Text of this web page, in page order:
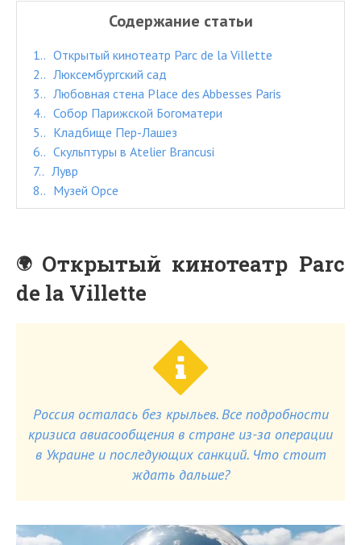
Содержание статьи
1.
Открытый кинотеатр Parc de la Villette
2.
Люксембургский сад
3.
Любовная стена Place des Abbesses Paris
4.
Собор Парижской Богоматери
5.
Кладбище Пер-Лашез
6.
Скульптуры в Atelier Brancusi
7.
Лувр
8.
Музей Орсе
Открытый кинотеатр Parc
de la Villette
Россия осталась без крыльев. Все подробности
кризиса авиасообщения в стране из-за операции
в Украине и последующих санкций. Что стоит
ждать дальше?